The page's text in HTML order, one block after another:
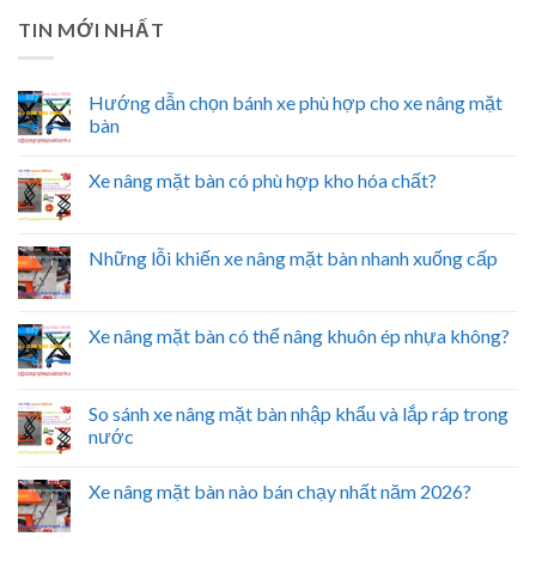
TIN MỚI NHẤT
Hướng dẫn chọn bánh xe phù hợp cho xe nâng mặt
bàn
Xe nâng mặt bàn có phù hợp kho hóa chất?
Những lỗi khiến xe nâng mặt bàn nhanh xuống cấp
Xe nâng mặt bàn có thể nâng khuôn ép nhựa không?
So sánh xe nâng mặt bàn nhập khẩu và lắp ráp trong
nước
Xe nâng mặt bàn nào bán chạy nhất năm 2026?